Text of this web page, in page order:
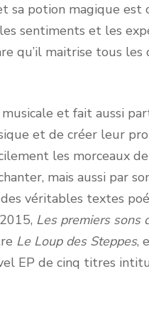
sa potion magique est
sentiments et les
qu’il maitrise tous
et fait aussi
et de créer leur
les morceaux de
mais aussi par
véritables textes
Les premiers sons
Le Loup des Steppes,
EP de cinq titres